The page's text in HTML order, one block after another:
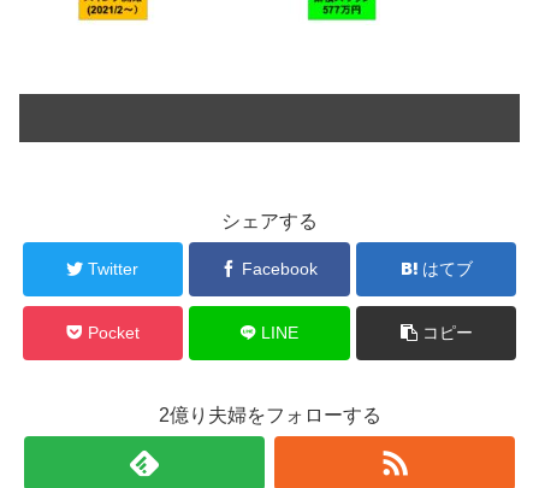
シェアする
Twitter Facebook はてブ
Pocket LINE コピー
2億り夫婦をフォローする